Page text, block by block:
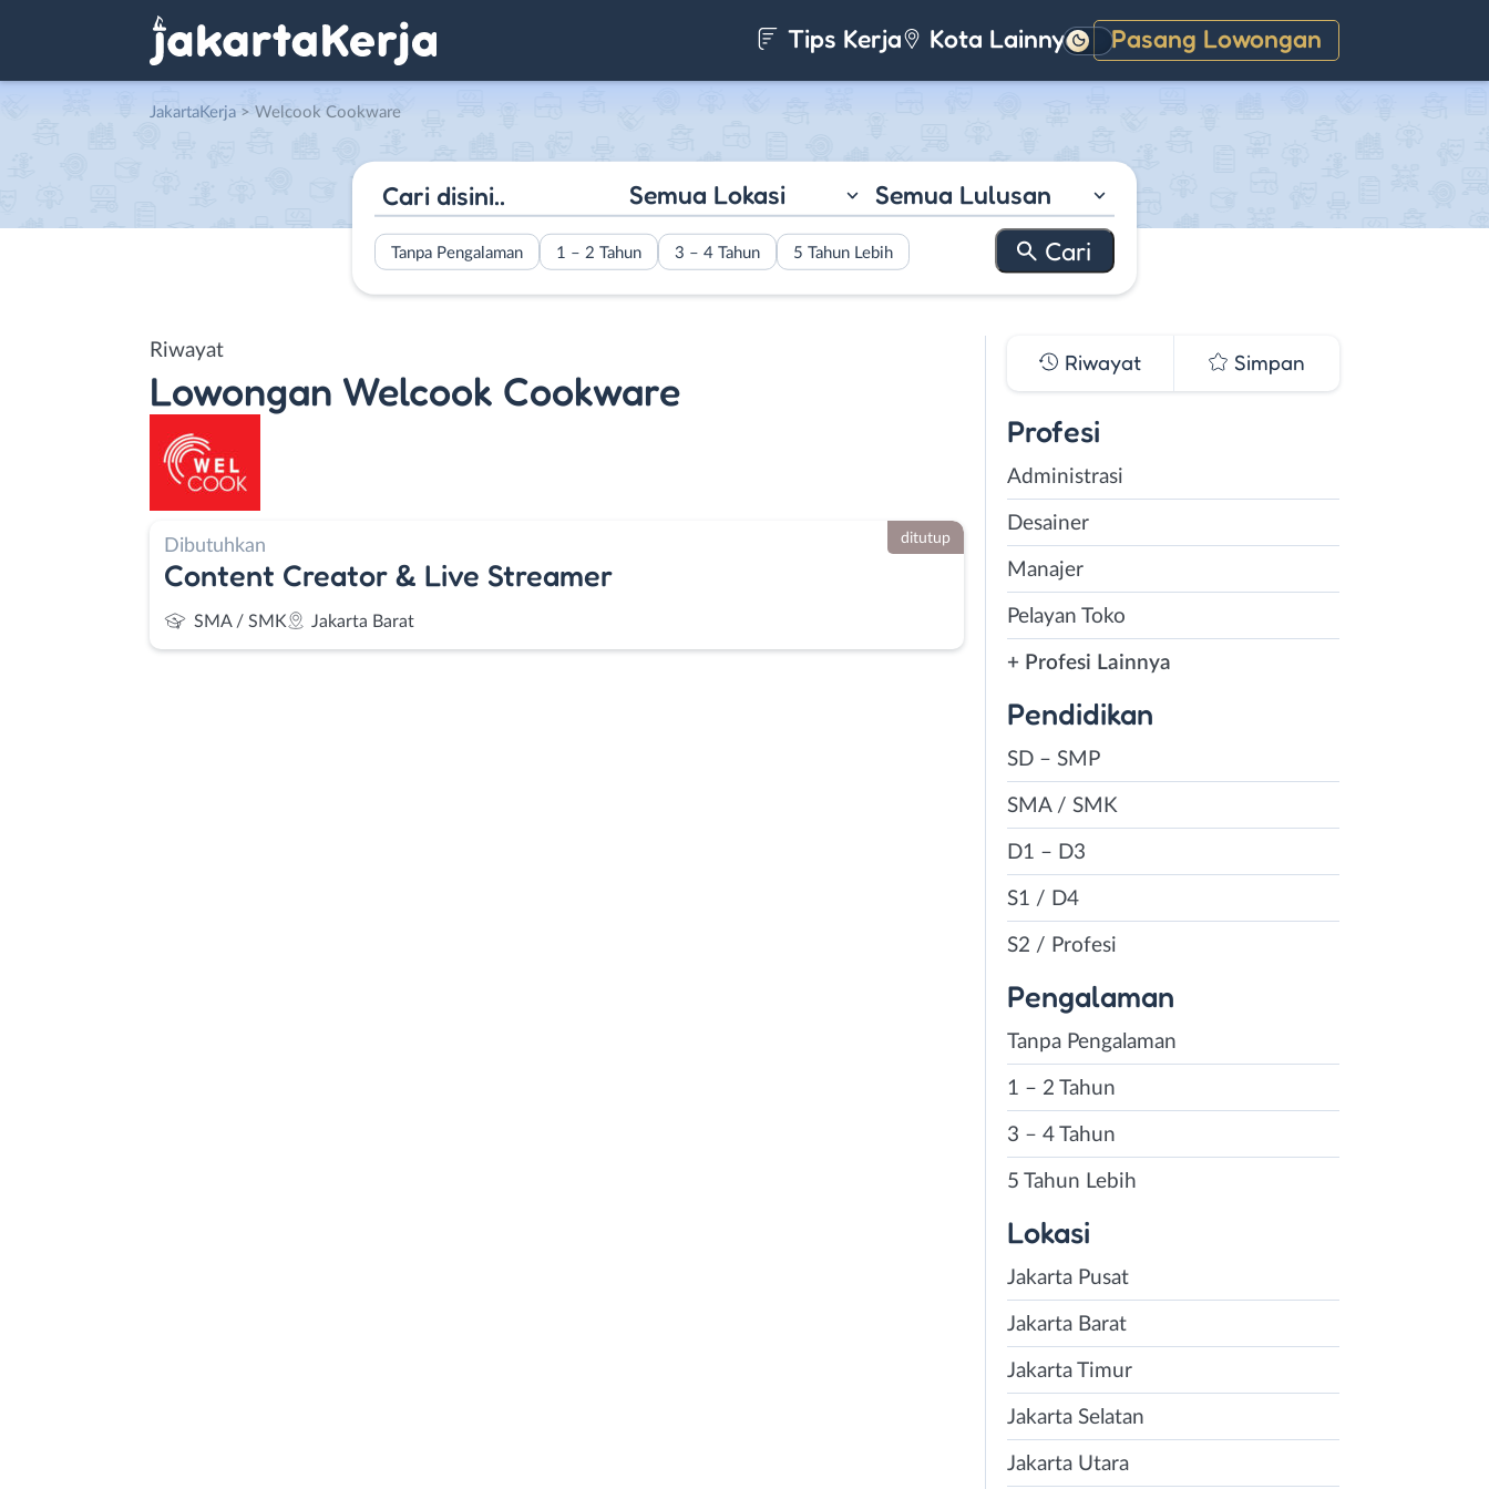
Tips Kerja Kota Lainnya Pasang Lowongan
Gelap
JakartaKerja > Welcook Cookware
Semua Lokasi Semua Lulusan
Tanpa Pengalaman 1 – 2 Tahun 3 – 4 Tahun 5 Tahun Lebih
Riwayat
Lowongan Welcook Cookware
Dibutuhkan
Content Creator & Live Streamer
SMA / SMK Jakarta Barat
ditutup
Riwayat Simpan
Profesi
Administrasi
Desainer
Manajer
Pelayan Toko
+ Profesi Lainnya
Pendidikan
SD – SMP
SMA / SMK
D1 – D3
S1 / D4
S2 / Profesi
Pengalaman
Tanpa Pengalaman
1 – 2 Tahun
3 – 4 Tahun
5 Tahun Lebih
Lokasi
Jakarta Pusat
Jakarta Barat
Jakarta Timur
Jakarta Selatan
Jakarta Utara